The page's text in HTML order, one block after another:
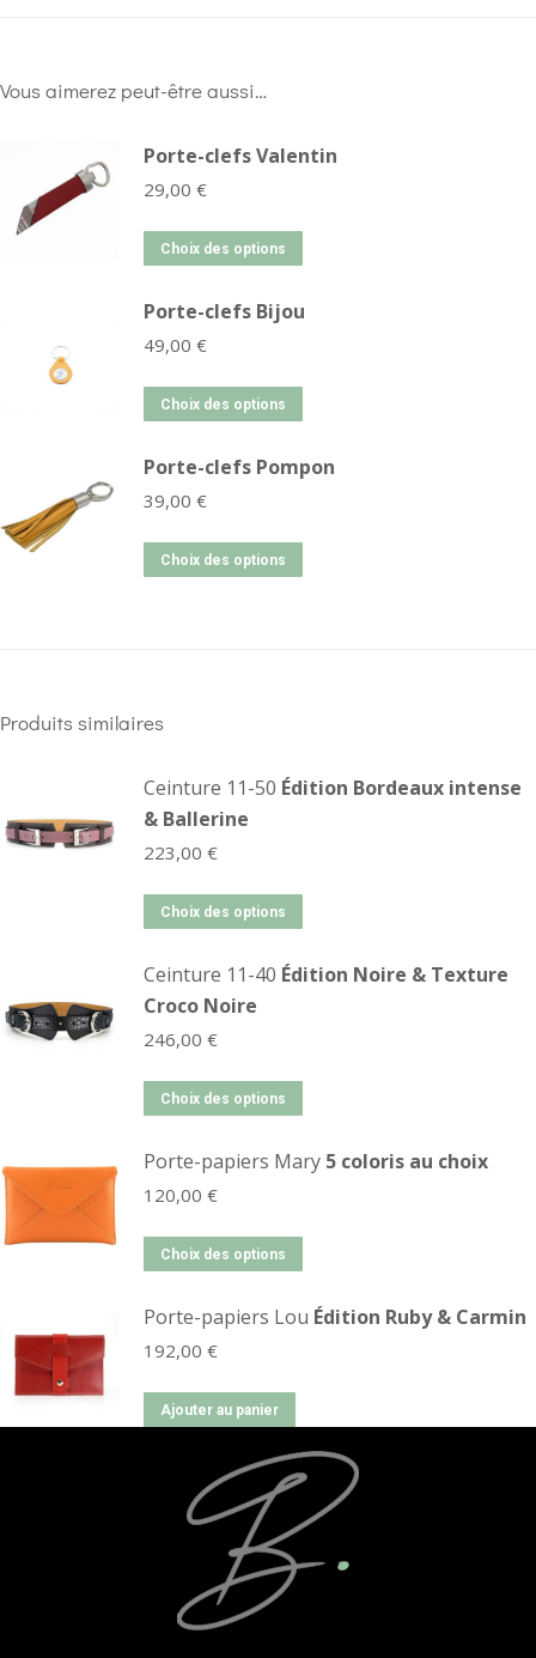
Vous aimerez peut-être aussi…
Porte-clefs Valentin
29,00 €
Choix des options
Porte-clefs Bijou
49,00 €
Choix des options
Porte-clefs Pompon
39,00 €
Choix des options
Produits similaires
Ceinture 11-50 Édition Bordeaux intense
& Ballerine
223,00 €
Choix des options
Ceinture 11-40 Édition Noire & Texture
Croco Noire
246,00 €
Choix des options
Porte-papiers Mary 5 coloris au choix
120,00 €
Choix des options
Porte-papiers Lou Édition Ruby & Carmin
192,00 €
Ajouter au panier